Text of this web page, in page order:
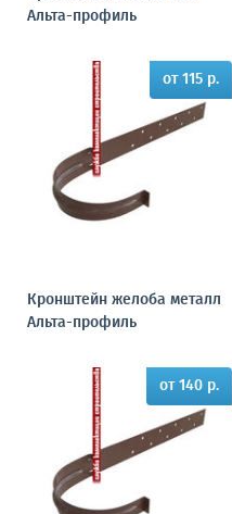
Альта-профиль
от 115 р.
Кронштейн желоба металл
Альта-профиль
от 140 р.